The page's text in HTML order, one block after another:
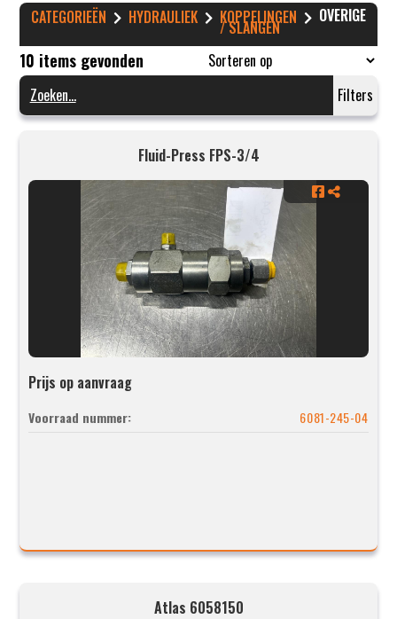
CATEGORIEËN HYDRAULIEK KOPPELINGEN
/ SLANGEN
OVERIGE
10 items gevonden
Filters
Fluid-Press FPS-3/4
Prijs op aanvraag
Voorraad nummer: 6081-245-04
Atlas 6058150